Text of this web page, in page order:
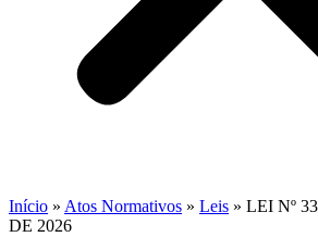
Início » Atos Normativos » Leis » LEI Nº
DE 2026